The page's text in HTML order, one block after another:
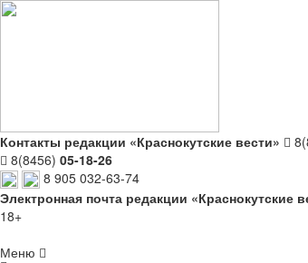
Контакты редакции «Краснокутские вести»
8(8456) 05-18-26
8 905 032-63-74
Электронная почта редакции «Краснокутские
18+
Меню